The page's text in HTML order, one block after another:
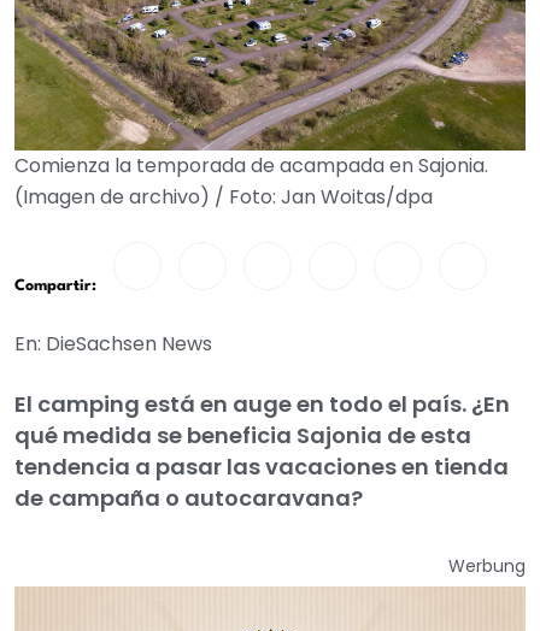
Comienza la temporada de acampada en Sajonia.
(Imagen de archivo) / Foto: Jan Woitas/dpa
Compartir:
En: DieSachsen News
El camping está en auge en todo el país. ¿En
qué medida se beneficia Sajonia de esta
tendencia a pasar las vacaciones en tienda
de campaña o autocaravana?
Werbung